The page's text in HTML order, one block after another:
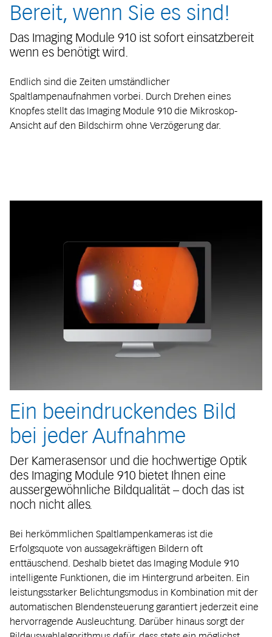
Bereit, wenn Sie es sind!
Das Imaging Module 910 ist sofort einsatzbereit
wenn es benötigt wird.
Endlich sind die Zeiten umständlicher
Spaltlampenaufnahmen vorbei. Durch Drehen eines
Knopfes stellt das Imaging Module 910 die Mikroskop-
Ansicht auf den Bildschirm ohne Verzögerung dar.
Ein beeindruckendes Bild
bei jeder Aufnahme
Der Kamerasensor und die hochwertige Optik
des Imaging Module 910 bietet Ihnen eine
aussergewöhnliche Bildqualität – doch das ist
noch nicht alles.
Bei herkömmlichen Spaltlampenkameras ist die
Erfolgsquote von aussagekräftigen Bildern oft
enttäuschend. Deshalb bietet das Imaging Module 910
intelligente Funktionen, die im Hintergrund arbeiten. Ein
leistungsstarker Belichtungsmodus in Kombination mit der
automatischen Blendensteuerung garantiert jederzeit eine
hervorragende Ausleuchtung. Darüber hinaus sorgt der